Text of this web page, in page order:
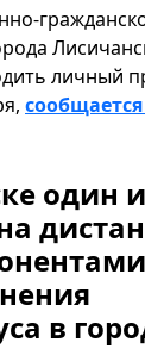
личный
один
в